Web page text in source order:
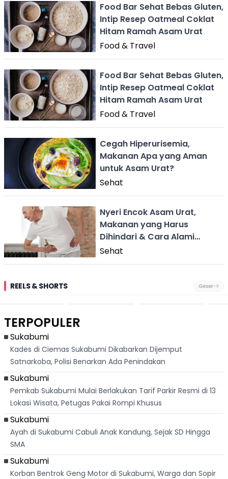
Food Bar Sehat Bebas Gluten,
Intip Resep Oatmeal Coklat
Hitam Ramah Asam Urat
Food & Travel
Food Bar Sehat Bebas Gluten,
Intip Resep Oatmeal Coklat
Hitam Ramah Asam Urat
Food & Travel
Cegah Hiperurisemia,
Makanan Apa yang Aman
untuk Asam Urat?
Sehat
Nyeri Encok Asam Urat,
Makanan yang Harus
Dihindari & Cara Alami
Mencegahnya
Sehat
REELS & SHORTS Geser
Pantai
Dari
Palabuhanratu
TERPOPULER
Sukabumi
Kades di Ciemas Sukabumi Dikabarkan Dijemput
Satnarkoba, Polisi Benarkan Ada Penindakan
Sukabumi
Pemkab Sukabumi Mulai Berlakukan Tarif Parkir Resmi di 13
Lokasi Wisata, Petugas Pakai Rompi Khusus
Sukabumi
Ayah di Sukabumi Cabuli Anak Kandung, Sejak SD Hingga
SMA
Sukabumi
Korban Bentrok Geng Motor di Sukabumi, Warga dan Sopir